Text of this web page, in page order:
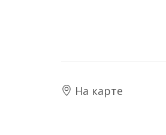
На карте